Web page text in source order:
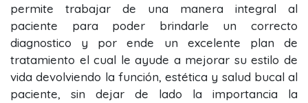
permite trabajar de una manera integral al
paciente para poder brindarle un correcto
diagnostico y por ende un excelente plan de
tratamiento el cual le ayude a mejorar su estilo de
vida devolviendo la función, estética y salud bucal al
paciente, sin dejar de lado la importancia la